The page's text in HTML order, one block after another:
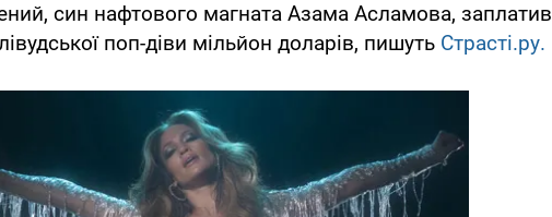
син нафтового магната Азама Асламова, заплатив
поп-діви мільйон доларів, пишуть Страсті.ру.